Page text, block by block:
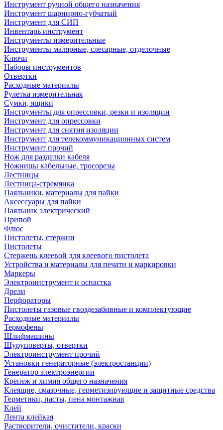
Инструмент ручной общего назначения
Инструмент шарнирно-губчатый
Инструмент для СИП
Инвентарь инструмент
Инструменты измерительные
Инструменты малярные, слесарные, отделочные
Ключи
Наборы инструментов
Отвертки
Расходные материалы
Рулетка измерительная
Сумки, ящики
Инструменты для опрессовки, резки и изоляции
Инструмент для опрессовки
Инструмент для снятия изоляции
Инструмент для телекоммуникационных систем
Инструмент прочий
Нож для разделки кабеля
Ножницы кабельные, тросорезы
Лестницы
Лестница-стремянка
Паяльники, материалы для пайки
Аксессуары для пайки
Паяльник электрический
Припой
Флюс
Пистолеты, стержни
Пистолеты
Стержень клеевой для клеевого пистолета
Устройства и материалы для печати и маркировки
Маркеры
Электроинструмент и оснастка
Дрели
Перфораторы
Пистолеты газовые гвоздезабивные и комплектующие
Расходные материалы
Термофены
Шлифмашины
Шуруповерты, отвертки
Электроинструмент прочий
Установки генераторные (электростанции)
Генератор электроэнергии
Крепеж и химия общего назначения
Клеящие, смазочные, герметизирующие и защитные средства
Герметики, пасты, пена монтажная
Клей
Лента клейкая
Растворители, очистители, краски